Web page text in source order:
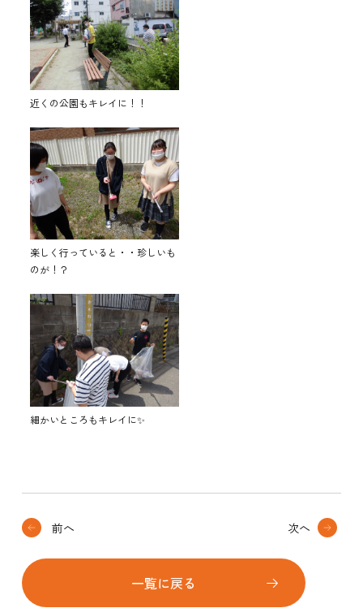
近くの公園もキレイに！！
楽しく行っていると・・珍しいも
のが！？
細かいところもキレイに✨
前へ
一覧に戻る
次へ